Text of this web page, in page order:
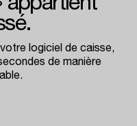
logiciel de caisse,
de manière